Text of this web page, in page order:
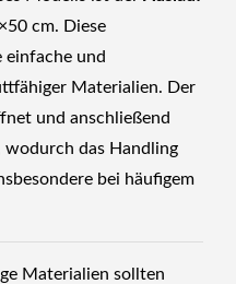
cm. Diese
einfache und
Materialien. Der
und anschließend
wodurch das Handling
bei häufigem
Materialien sollten